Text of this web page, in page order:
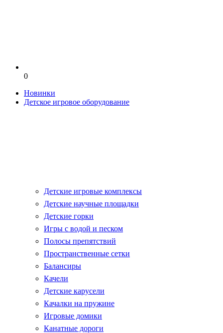
0
Новинки
Детское игровое оборудование
Детские игровые комплексы
Детские научные площадки
Детские горки
Игры с водой и песком
Полосы препятствий
Пространственные сетки
Балансиры
Качели
Детские карусели
Качалки на пружине
Игровые домики
Канатные дороги